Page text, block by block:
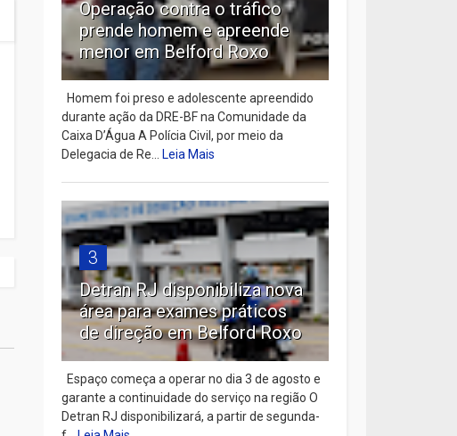
Operação contra o tráfico
prende homem e apreende
menor em Belford Roxo
Homem foi preso e adolescente apreendido
durante ação da DRE-BF na Comunidade da
Caixa D’Água A Polícia Civil, por meio da
Delegacia de Re...Leia Mais
3
Detran RJ disponibiliza nova
área para exames práticos
de direção em Belford Roxo
Espaço começa a operar no dia 3 de agosto e
garante a continuidade do serviço na região O
Detran RJ disponibilizará, a partir de segunda-